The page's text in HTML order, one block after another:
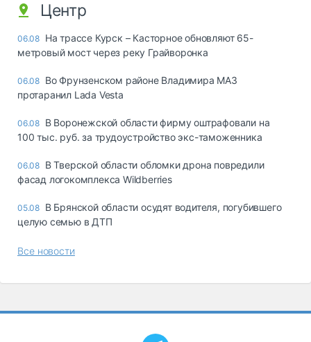
Центр
06.08 На трассе Курск – Касторное обновляют 65-
метровый мост через реку Грайворонка
06.08 Во Фрунзенском районе Владимира МАЗ
протаранил Lada Vesta
06.08 В Воронежской области фирму оштрафовали на
100 тыс. руб. за трудоустройство экс-таможенника
06.08 В Тверской области обломки дрона повредили
фасад логокомплекса Wildberries
05.08 В Брянской области осудят водителя, погубившего
целую семью в ДТП
Все новости